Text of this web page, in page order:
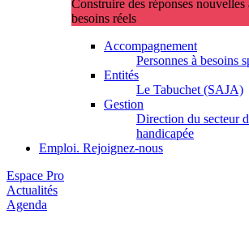
Construire des réponses nouvelles
besoins réels
Accompagnement
Personnes à besoins
Entités
Le Tabuchet (SAJA)
Gestion
Direction du secteur
handicapée
Emploi. Rejoignez-nous
Espace Pro
Actualités
Agenda